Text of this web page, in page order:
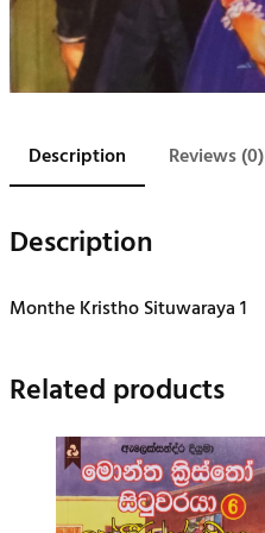
Description Reviews (0)
Description
Monthe Kristho Situwaraya 1
Related products